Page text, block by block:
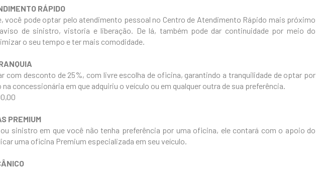
RÁPIDO
você pode optar pelo atendimento pessoal no Centro de Atendimento Rápido mais próximo
de sinistro, vistoria e liberação. De lá, também pode dar continuidade por meio do
o seu tempo e ter mais comodidade.
com desconto de 25%, com livre escolha de oficina, garantindo a tranquilidade de optar por
na concessionária em que adquiriu o veículo ou em qualquer outra de sua preferência.
PREMIUM
sinistro em que você não tenha preferência por uma oficina, ele contará com o apoio do
uma oficina Premium especializada em seu veículo.